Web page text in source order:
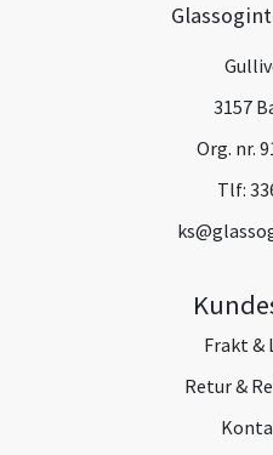
3157
Org. nr.
Tlf:
Frakt &
Retur &